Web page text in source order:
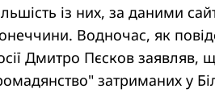
із них, за даними
Водночас, як
Дмитро Пєсков заявляв,
затриманих у